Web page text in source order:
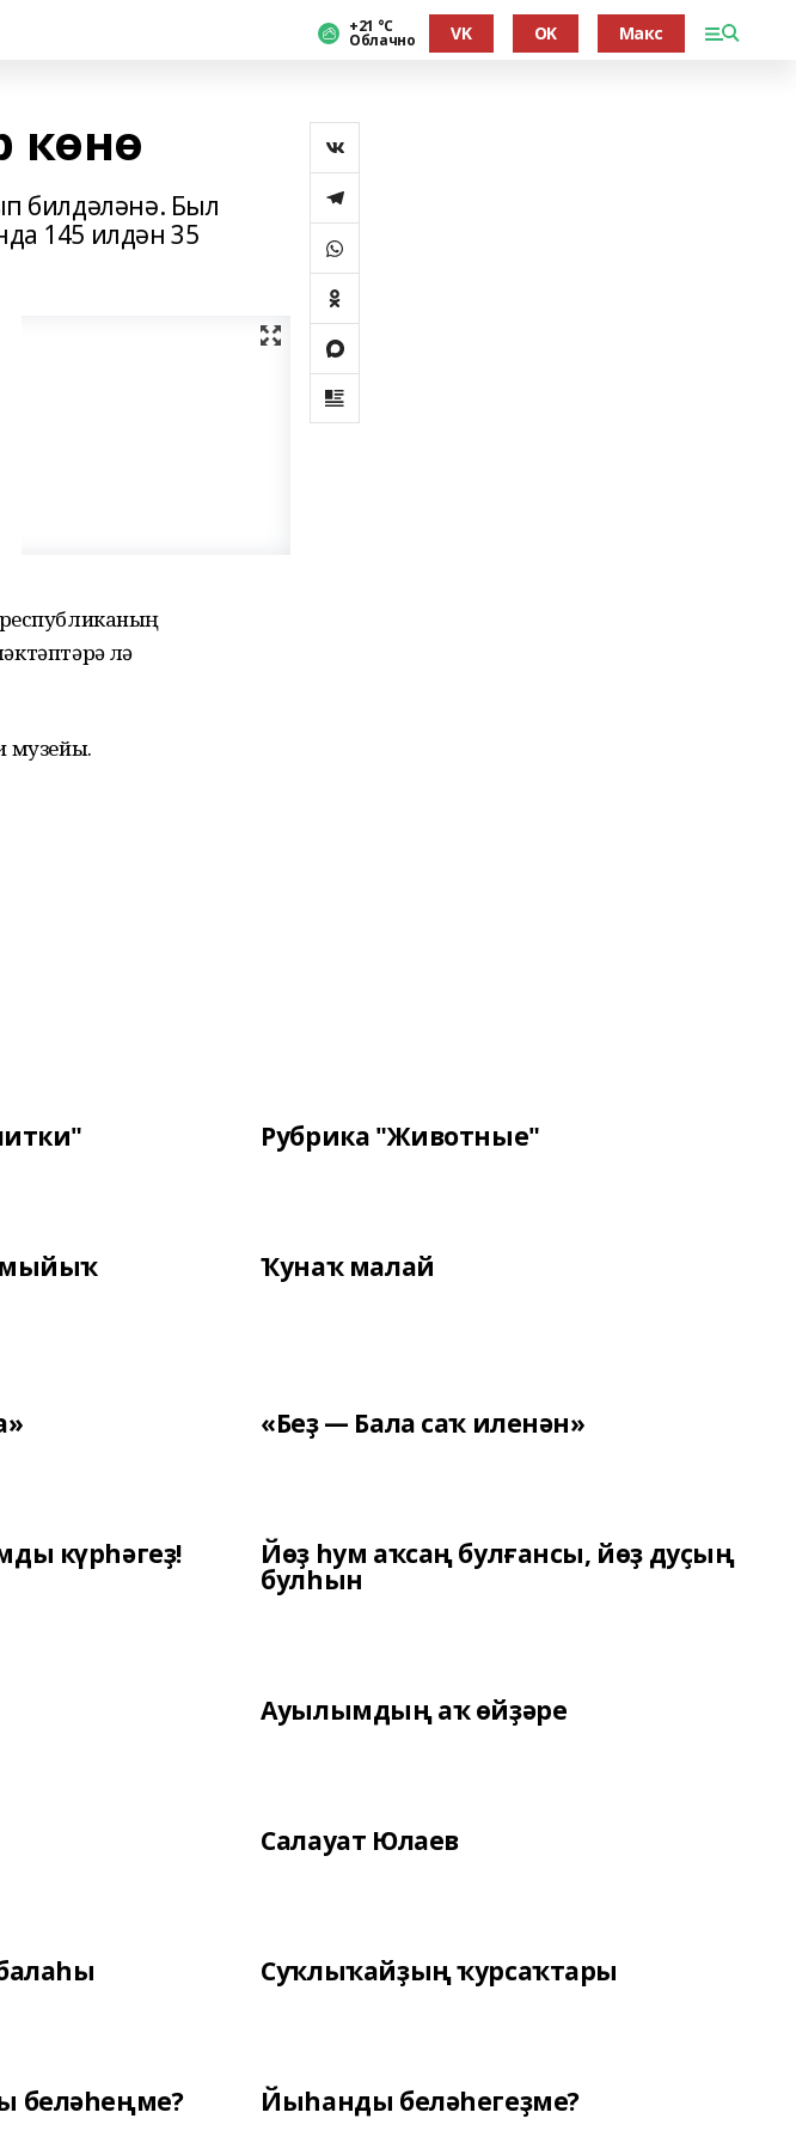
+21 °С
Облачно VK OK Макс
көнө
билдәләнә. Был
145 илдән 35
республиканың
лә
музейы.
Рубрика "Животные"
мыйыҡ Ҡунаҡ малай
«Беҙ — Бала саҡ иленән»
күрһәгеҙ! Йөҙ һум аҡсаң булғансы, йөҙ дуҫың
булһын
Ауылымдың аҡ өйҙәре
Салауат Юлаев
Суҡлыҡайҙың ҡурсаҡтары
беләһеңме? Йыһанды беләһегеҙме?